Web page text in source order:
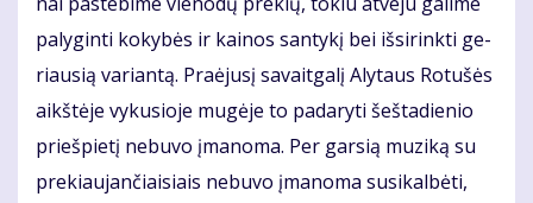
pa­ly­gin­ti ko­ky­bės ir kai­nos san­ty­kį bei iš­si­rink­ti ge­
riau­sią va­rian­tą. Pra­ėju­sį sa­vait­ga­lį Aly­taus Ro­tu­šės
aikš­tė­je vy­ku­sio­je mu­gė­je to pa­da­ry­ti šeš­ta­die­nio
prieš­pie­tį ne­bu­vo įma­no­ma. Per gar­sią mu­zi­ką su
pre­kiau­jan­čiai­siais ne­bu­vo įma­no­ma su­si­kal­bė­ti,